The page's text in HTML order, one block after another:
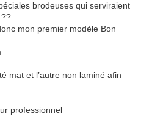
brodeuses qui serviraient
mon premier modèle Bon
mat et l’autre non laminé afin
professionnel